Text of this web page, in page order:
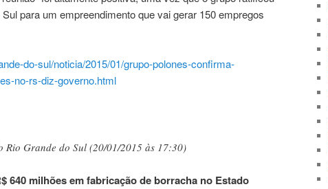
para um empreendimento que vai gerar 150 empregos
do-sul/noticia/2015/01/grupo-polones-confirma-
no-rs-diz-governo.html
Rio Grande do Sul (20/01/2015 às 17:30)
640 milhões em fabricação de borracha no Estado